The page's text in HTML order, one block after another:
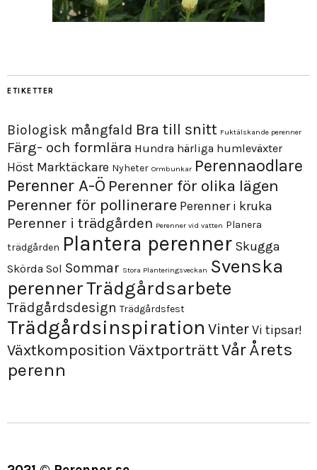
ETIKETTER
Biologisk mångfald Bra till snitt Fuktälskande perenner
Färg- och formlära Hundra härliga humleväxter
Höst Marktäckare Nyheter Ormbunkar Perennaodlare
Perenner A-Ö Perenner för olika lägen
Perenner för pollinerare Perenner i kruka
Perenner i trädgården Perenner vid vatten Planera
trädgården Plantera perenner Skugga
Skörda Sol Sommar Stora Planteringsveckan Svenska
perennerTrädgårdsarbete
Trädgårdsdesign Trädgårdsfest
Trädgårdsinspiration VinterVi tipsar!
Växtkomposition VäxtporträttVårÅrets
perenn